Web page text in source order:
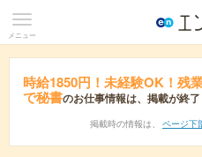
メニュー
時給1850円！未経験OK！残
で秘書のお仕事情報は、掲載が終
掲載時の情報は、 ページ下